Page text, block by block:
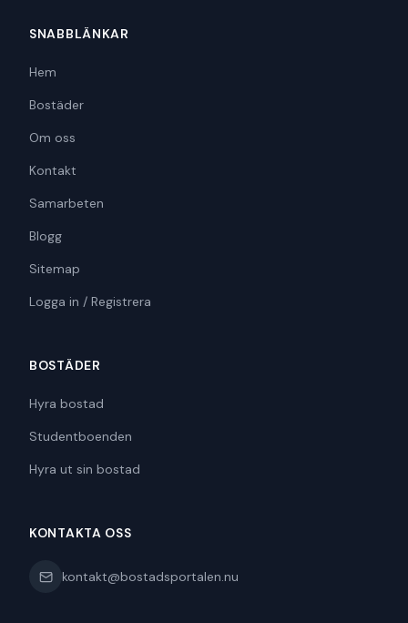
SNABBLÄNKAR
Hem
Bostäder
Om oss
Kontakt
Samarbeten
Blogg
Sitemap
Logga in / Registrera
BOSTÄDER
Hyra bostad
Studentboenden
Hyra ut sin bostad
KONTAKTA OSS
kontakt@bostadsportalen.nu